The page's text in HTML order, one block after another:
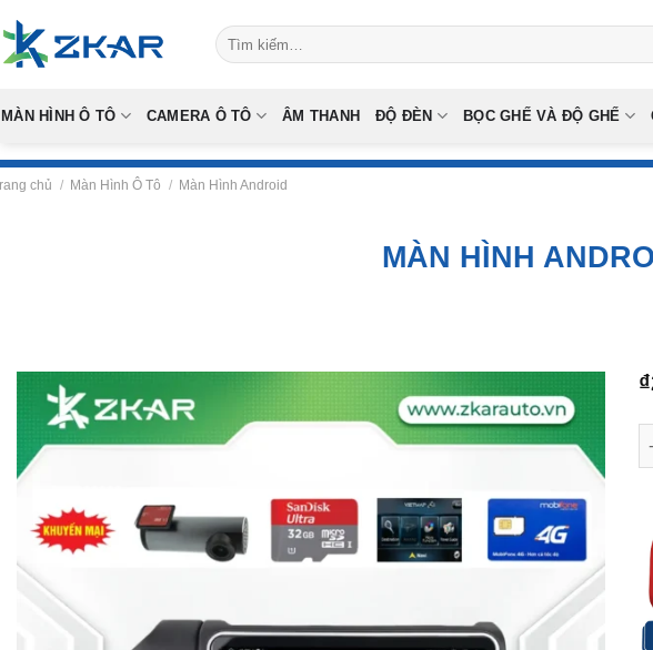
to
content
Tìm
kiếm:
MÀN HÌNH Ô TÔ CAMERA Ô TÔ ÂM THANH ĐỘ ĐÈN BỌC GHẾ VÀ ĐỘ GHẾ
chủ / Màn Hình Ô Tô / Màn Hình Android
MÀN HÌNH
₫